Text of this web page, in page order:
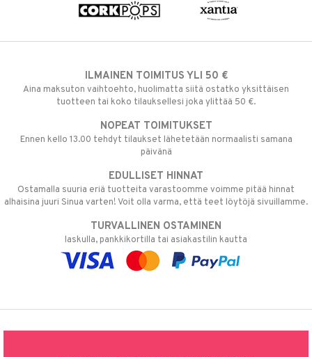
ILMAINEN TOIMITUS YLI 50 €
Aina maksuton vaihtoehto, huolimatta siitä ostatko yksittäisen
tuotteen tai koko tilauksellesi joka ylittää 50 €.
NOPEAT TOIMITUKSET
Ennen kello 13.00 tehdyt tilaukset lähetetään normaalisti samana
päivänä
EDULLISET HINNAT
Ostamalla suuria eriä tuotteita varastoomme voimme pitää hinnat
alhaisina juuri Sinua varten! Voit olla varma, että teet löytöjä sivuillamme.
TURVALLINEN OSTAMINEN
laskulla, pankkikortilla tai asiakastilin kautta